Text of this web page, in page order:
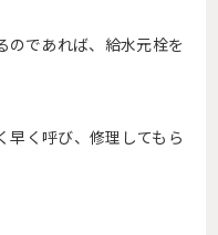
のであれば、給水元栓を
早く呼び、修理してもら